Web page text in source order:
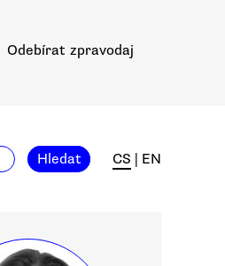
Odebírat zpravodaj
Hledat CS EN